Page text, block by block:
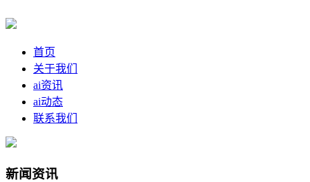
首页
关于我们
ai资讯
ai动态
联系我们
新闻资讯